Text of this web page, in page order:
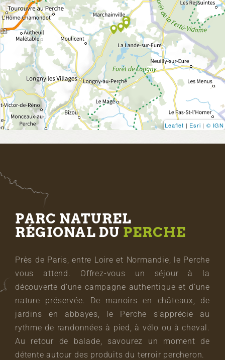
Leaflet | Esri | © IGN
PARC NATUREL
RÉGIONAL DU PERCHE
Près de Paris, entre Loire et Normandie, le Perche
vous attend. Offrez-vous un séjour à la
découverte d’une campagne authentique et d’une
nature préservée. De manoirs en châteaux, de
jardins en abbayes, le Perche s’apprécie au
rythme de randonnées à pied, à vélo ou à cheval.
Au retour de balade, savourez un moment de
détente autour des produits du terroir percheron.